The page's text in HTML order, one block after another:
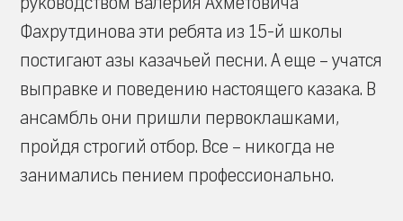
Фахрутдинова эти ребята из 15-й школы
постигают азы казачьей песни. А еще – учатся
выправке и поведению настоящего казака. В
ансамбль они пришли первоклашками,
пройдя строгий отбор. Все – никогда не
занимались пением профессионально.